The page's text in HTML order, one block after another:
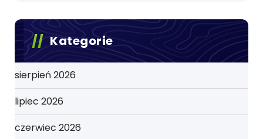
Kategorie
sierpień 2026
lipiec 2026
czerwiec 2026